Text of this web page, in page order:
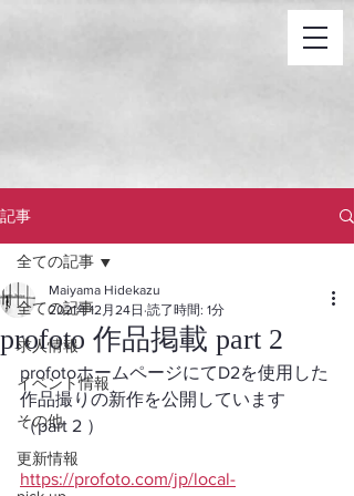
記事
全ての記事
求人情報
イベント情報
その他
更新情報
全ての記事
profoto 作品掲載 part 2
Maiyama Hidekazu
2021年12月24日 読了時間: 1分
profotoホームページにてD2を使用した
作品撮りの新作を公開しています
（part 2 ）
https://profoto.com/jp/local-